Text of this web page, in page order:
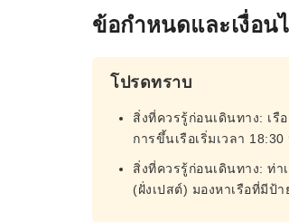
ข้อกำหนดและเงื่อน
โปรดทราบ
สิ่งที่ควรรู้ก่อนเดินทาง: เรื
การขึ้นเรือเริ่มเวลา 18:30
สิ่งที่ควรรู้ก่อนเดินทาง: ท่า
(ฝั่งเปสต์) มองหาเรือที่มีป้